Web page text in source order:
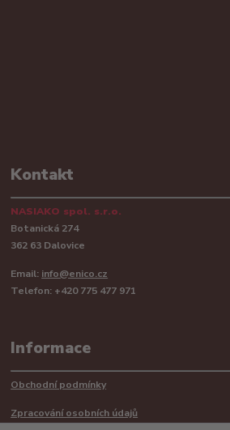
Kontakt
NASIAKO spol. s.r.o.
Botanická 274
362 63 Dalovice
Email: info@enico.cz
Telefon: +420 775 477 971
Informace
Obchodní podmínky
Zpracování osobních údajů